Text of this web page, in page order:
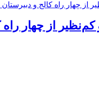
از چهار راه كالج